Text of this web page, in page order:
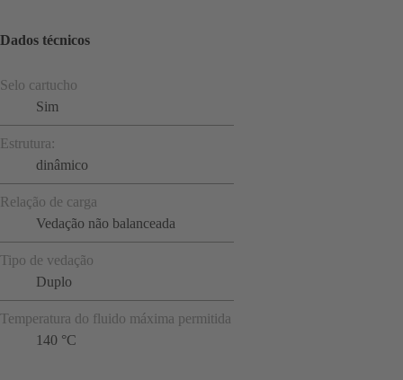
Dados técnicos
Selo cartucho
Sim
Estrutura:
dinâmico
Relação de carga
Vedação não balanceada
Tipo de vedação
Duplo
Temperatura do fluido máxima permitida
140 °C